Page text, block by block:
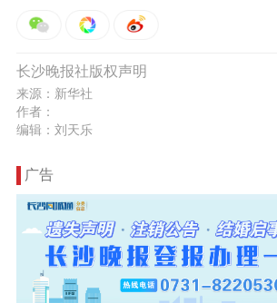
长沙晚报社版权声明
来源：新华社
作者：
编辑：刘天乐
广告